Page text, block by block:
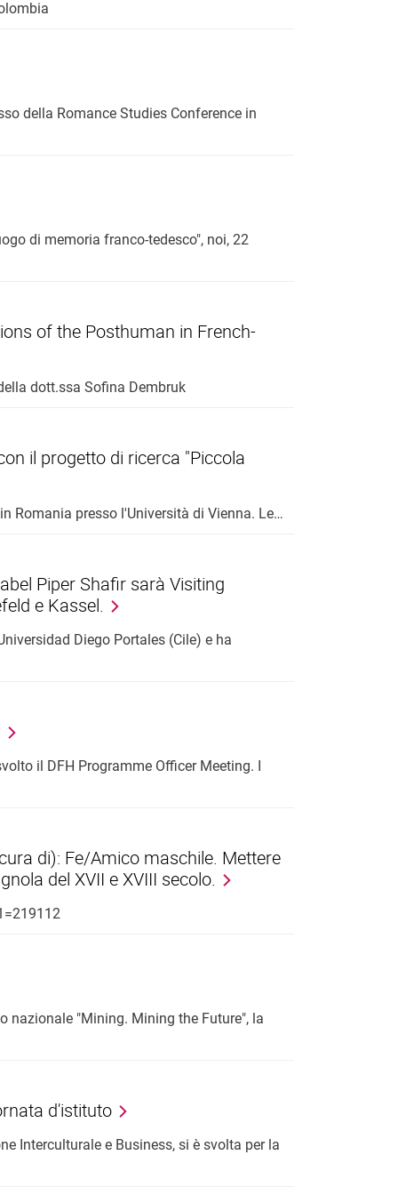
della Romance Studies Conference in
di memoria franco-tedesco", noi, 22
of the Posthuman in French-
dott.ssa Sofina Dembruk
il progetto di ricerca "Piccola
Romania presso l'Università di Vienna. Le…
Piper Shafir sarà Visiting
e Kassel.
Diego Portales (Cile) e ha
il DFH Programme Officer Meeting. I
di): Fe/Amico maschile. Mettere
del XVII e XVIII secolo.
nazionale "Mining. Mining the Future", la
d'istituto
Interculturale e Business, si è svolta per la